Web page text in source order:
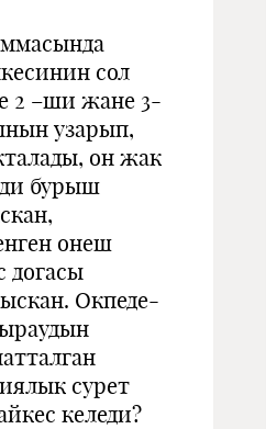
сол
2 –ши жане 3-
узарып,
он жак
бурыш
онеш
догасы
Окпеде-
сурет
келеди?